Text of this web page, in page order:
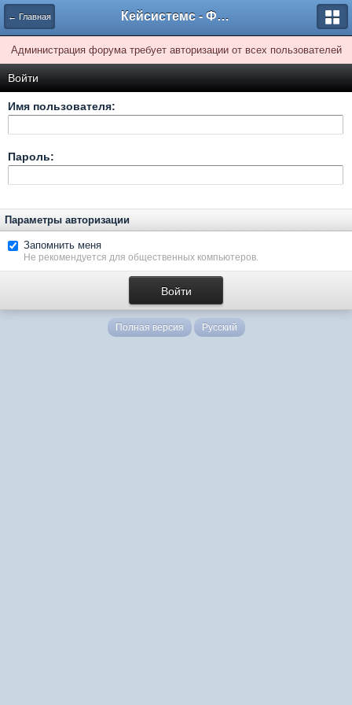
← Главная Кейсистемс - Форумы
Администрация форума требует авторизации от всех пользователей
Войти
Имя пользователя:
Пароль:
Параметры авторизации
Запомнить меня
Не рекомендуется для общественных компьютеров.
Полная версия Русский